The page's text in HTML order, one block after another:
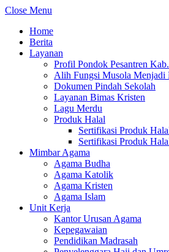
Close Menu
Home
Berita
Layanan
Profil Pondok Pesantren
Alih Fungsi Musola Menjadi
Dokumen Pindah Sekolah
Layanan Bimas Kristen
Lagu Merdu
Produk Halal
Sertifikasi Produk
Sertifikasi Produk
Mimbar Agama
Agama Budha
Agama Katolik
Agama Kristen
Agama Islam
Unit Kerja
Kantor Urusan Agama
Kepegawaian
Pendidikan Madrasah